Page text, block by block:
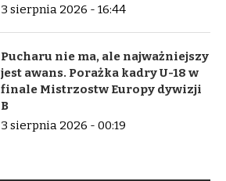
3 sierpnia 2026 - 16:44
Pucharu nie ma, ale najważniejszy
jest awans. Porażka kadry U-18 w
finale Mistrzostw Europy dywizji
B
3 sierpnia 2026 - 00:19